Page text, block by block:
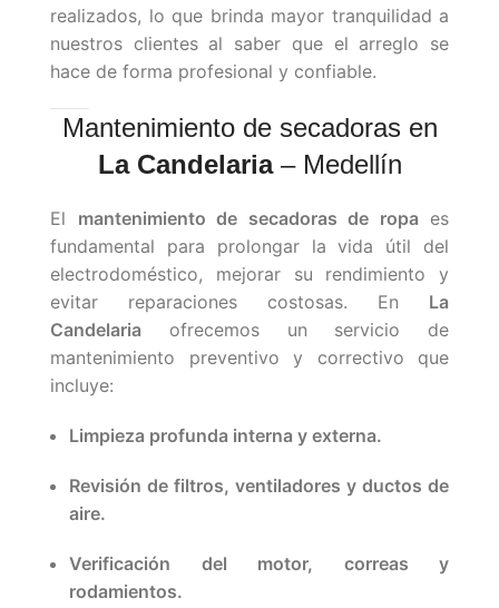
realizados, lo que brinda mayor tranquilidad a
nuestros clientes al saber que el arreglo se
hace de forma profesional y confiable.
Mantenimiento de secadoras en
La Candelaria– Medellín
El mantenimiento de secadoras de ropa es
fundamental para prolongar la vida útil del
electrodoméstico, mejorar su rendimiento y
evitar reparaciones costosas. En La
Candelaria ofrecemos un servicio de
mantenimiento preventivo y correctivo que
incluye:
Limpieza profunda interna y externa.
Revisión de filtros, ventiladores y ductos de
aire.
Verificación del motor, correas y
rodamientos.